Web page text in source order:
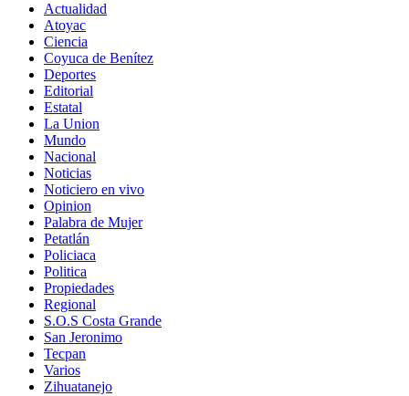
Actualidad
Atoyac
Ciencia
Coyuca de Benítez
Deportes
Editorial
Estatal
La Union
Mundo
Nacional
Noticias
Noticiero en vivo
Opinion
Palabra de Mujer
Petatlán
Policiaca
Politica
Propiedades
Regional
S.O.S Costa Grande
San Jeronimo
Tecpan
Varios
Zihuatanejo